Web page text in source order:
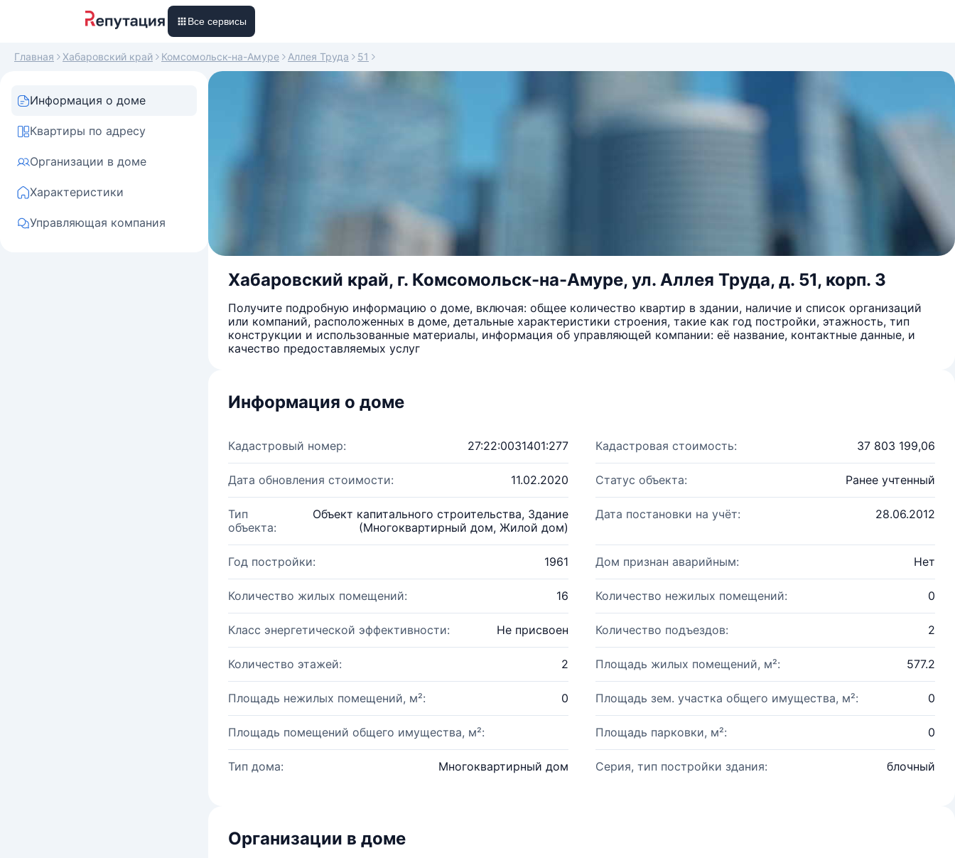
Все сервисы
Главная Хабаровский край Комсомольск-на-Амуре Аллея Труда 51
Информация о доме
Квартиры по адресу
Организации в доме
Характеристики
Управляющая компания
Хабаровский край, г. Комсомольск-на-Амуре, ул. Аллея Труда, д. 51, корп. 3
Получите подробную информацию о доме, включая: общее количество квартир в здании, наличие и список организаций
или компаний, расположенных в доме, детальные характеристики строения, такие как год постройки, этажность, тип
конструкции и использованные материалы, информация об управляющей компании: её название, контактные данные, и
качество предоставляемых услуг
Информация о доме
Кадастровый номер: 27:22:0031401:277 Кадастровая стоимость: 37 803 199,06
Дата обновления стоимости: 11.02.2020 Статус объекта: Ранее учтенный
Тип
объекта:
Объект капитального строительства, Здание
(Многоквартирный дом, Жилой дом)
Дата постановки на учёт: 28.06.2012
Год постройки: 1961 Дом признан аварийным: Нет
Количество жилых помещений: 16 Количество нежилых помещений: 0
Класс энергетической эффективности: Не присвоен Количество подъездов: 2
Количество этажей: 2 Площадь жилых помещений, м²: 577.2
Площадь нежилых помещений, м²: 0 Площадь зем. участка общего имущества, м²: 0
Площадь помещений общего имущества, м²: Площадь парковки, м²: 0
Тип дома: Многоквартирный дом Серия, тип постройки здания: блочный
Организации в доме